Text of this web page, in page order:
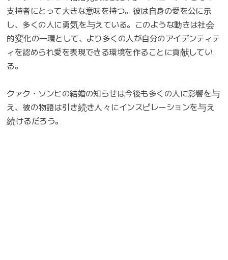
支持者にとって大きな意味を持つ。彼は自身の愛を公に示
し、多くの人に勇気を与えている。このような動きは社会
的変化の一環として、より多くの人が自分のアイデンティテ
ィを認められ愛を表現できる環境を作ることに貢献してい
る。
クァク・ソンヒの結婚の知らせは今後も多くの人に影響を与
え、彼の物語は引き続き人々にインスピレーションを与え
続けるだろう。